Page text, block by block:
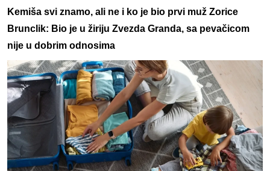
Kemiša svi znamo, ali ne i ko je bio prvi muž Zorice
Brunclik: Bio je u žiriju Zvezda Granda, sa pevačicom
nije u dobrim odnosima